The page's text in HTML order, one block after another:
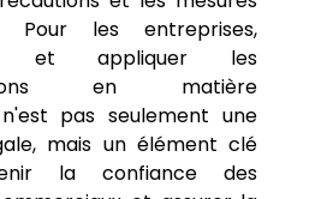
Pour les entreprises,
et appliquer les
en matière
pas seulement une
mais un élément clé
la confiance des